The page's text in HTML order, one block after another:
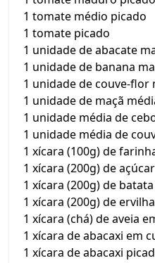
1 tomate médio picado
1 tomate picado
1 unidade de abacate
1 unidade de banana
1 unidade de couve-flor
1 unidade de maçã
1 unidade média de
1 unidade média de
1 xícara (100g) de
1 xícara (200g) de açúcar
1 xícara (200g) de
1 xícara (200g) de
1 xícara (chá) de aveia
1 xícara de abacaxi em
1 xícara de abacaxi